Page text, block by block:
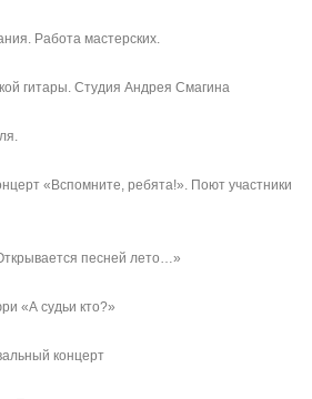
Работа мастерских.
гитары. Студия Андрея Смагина
«Вспомните, ребята!». Поют участники
песней лето…»
«А судьи кто?»
концерт